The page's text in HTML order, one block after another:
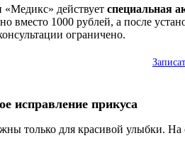
«Медикс» действует специальная
вместо 1000 рублей, а после
ограничено.
исправление прикуса
только для красивой улыбки.